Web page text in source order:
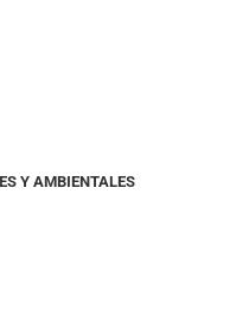
Y AMBIENTALES